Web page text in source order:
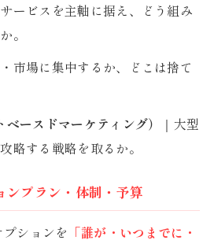
ービスを主軸に据え、どう組み
。
市場に集中するか、どこは捨て
ースドマーケティング）
｜大型
略する戦略を取るか。
ンプラン・体制・予算
ションを 「誰が・いつまでに・